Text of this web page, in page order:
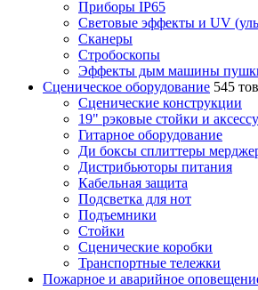
Приборы IP65
Световые эффекты и UV
Сканеры
Стробоскопы
Эффекты дым машины
Сценическое оборудование 545
Сценические конструкции
19" рэковые стойки и
Гитарное оборудование
Ди боксы сплиттеры
Дистрибьюторы питания
Кабельная защита
Подсветка для нот
Подъемники
Стойки
Сценические коробки
Транспортные тележки
Пожарное и аварийное